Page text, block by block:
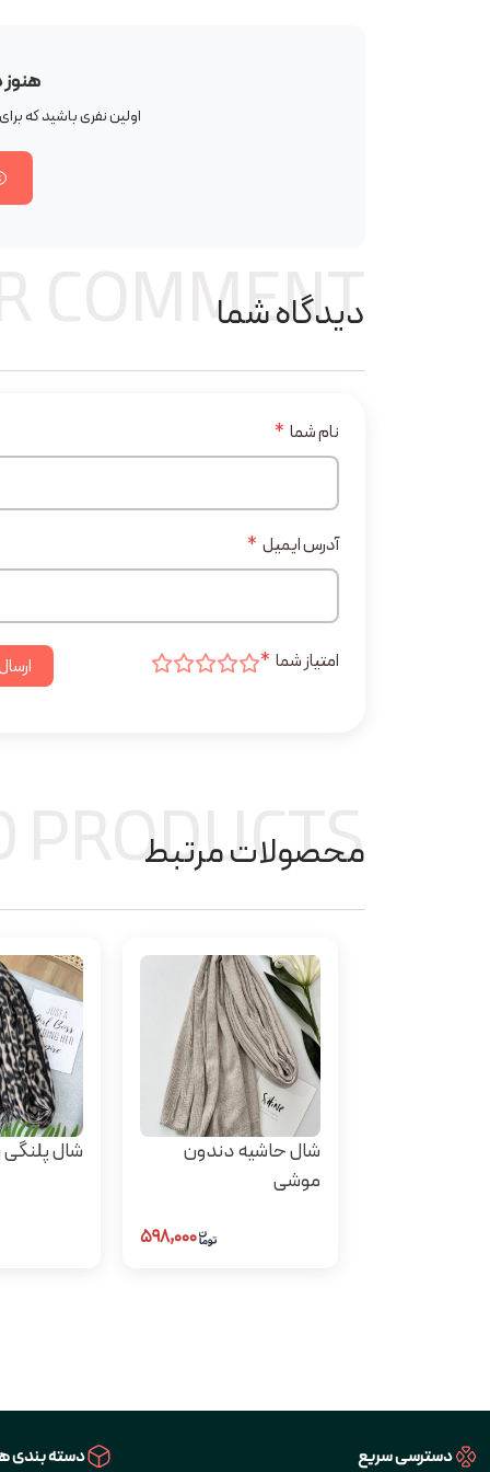
اولین نفری باشید که
دیدگاه شما
COMMENT
نام شما *
آدرس ایمیل *
امتیاز شما *
محصولات مرتبط
PRODUCTS
شال حاشیه دندون
موشی
۵۹۸,۰۰۰
شال پلنگی
دسترسی سریع دسته بندی